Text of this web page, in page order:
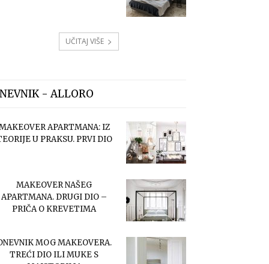
UČITAJ VIŠE
- ALLORO
APARTMANA: IZ
U PRAKSU. PRVI DIO
MAKEOVER NAŠEG
APARTMANA. DRUGI DIO –
PRIČA O KREVETIMA
MOG MAKEOVERA.
TREĆI DIO ILI MUKE S